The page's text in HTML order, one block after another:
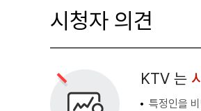
시청자 의견
KTV 는
특정인을
검색 조건
검색어 입력
검색